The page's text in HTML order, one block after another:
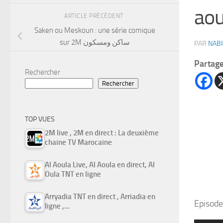
PAR
ARTICLE PRÉCÉDENT
Saken ou Meskoun : une série comique
sur 2M ساكن ومسكون
Rechercher
Rechercher
TOP VUES
2M live , 2M en direct : La deuxième
chaine TV Marocaine
Al Aoula Live, Al Aoula en direct, Al
Oula TNT en ligne
Arryadia TNT en direct , Arriadia en
ligne ,…